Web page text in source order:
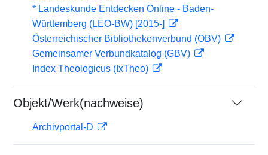
* Landeskunde Entdecken Online - Baden-
Württemberg (LEO-BW) [2015-]
Österreichischer Bibliothekenverbund (OBV)
Gemeinsamer Verbundkatalog (GBV)
Index Theologicus (IxTheo)
Objekt/Werk(nachweise)
Archivportal-D